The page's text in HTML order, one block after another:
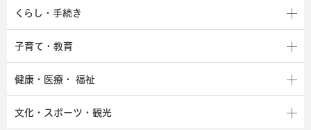
くらし・手続き
子育て・教育
健康・医療・ 福祉
文化・スポーツ・観光